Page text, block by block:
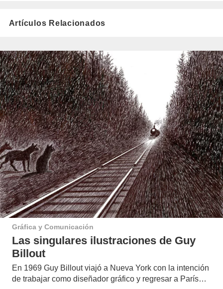
Artículos Relacionados
Gráfica y Comunicación
Las singulares ilustraciones de Guy
Billout
En 1969 Guy Billout viajó a Nueva York con la intención
de trabajar como diseñador gráfico y regresar a París…